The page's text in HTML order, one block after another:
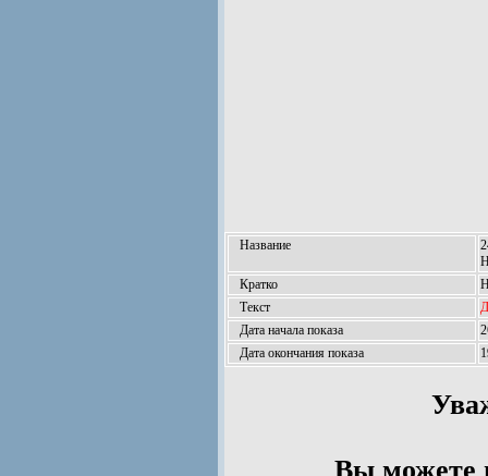
Название
Кратко
Текст
Дата начала показа
Дата окончания показа